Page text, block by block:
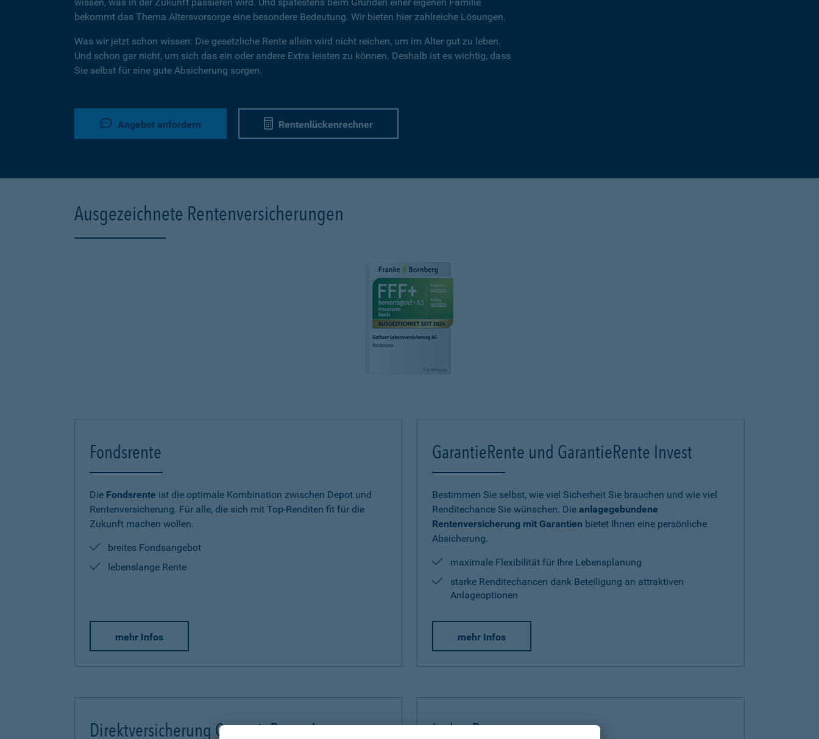
bekommt das Thema Altersvorsorge eine besondere Bedeutung. Wir bieten hier zahlreiche Lösungen.
Was wir jetzt schon wissen: Die gesetzliche Rente allein wird nicht reichen, um im Alter gut zu leben.
Und schon gar nicht, um sich das ein oder andere Extra leisten zu können. Deshalb ist es wichtig, dass
Sie selbst für eine gute Absicherung sorgen.
Angebot anfordern Rentenlückenrechner
Ausgezeichnete Rentenversicherungen
Fondsrente
Die Fondsrente ist die optimale Kombination zwischen Depot und
Rentenversicherung. Für alle, die sich mit Top-Renditen fit für die
Zukunft machen wollen.
breites Fondsangebot
lebenslange Rente
mehr Infos
GarantieRente und GarantieRente Invest
Bestimmen Sie selbst, wie viel Sicherheit Sie brauchen und wie viel
Renditechance Sie wünschen. Die anlagegebundene
Rentenversicherung mit Garantien bietet Ihnen eine persönliche
Absicherung.
maximale Flexibilität für Ihre Lebensplanung
starke Renditechancen dank Beteiligung an attraktiven
Anlageoptionen
mehr Infos
Direktversicherung GarantieRente Invest Index Protect